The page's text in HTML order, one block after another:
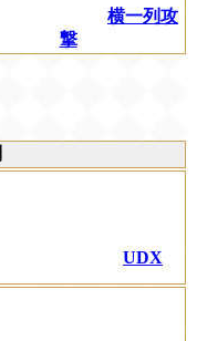
横一列攻
撃
UDX